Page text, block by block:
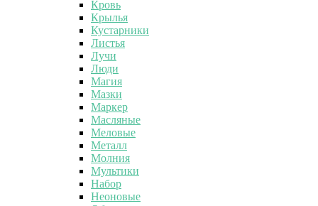
Кровь
Крылья
Кустарники
Листья
Лучи
Люди
Магия
Мазки
Маркер
Масляные
Меловые
Металл
Молния
Мультики
Набор
Неоновые